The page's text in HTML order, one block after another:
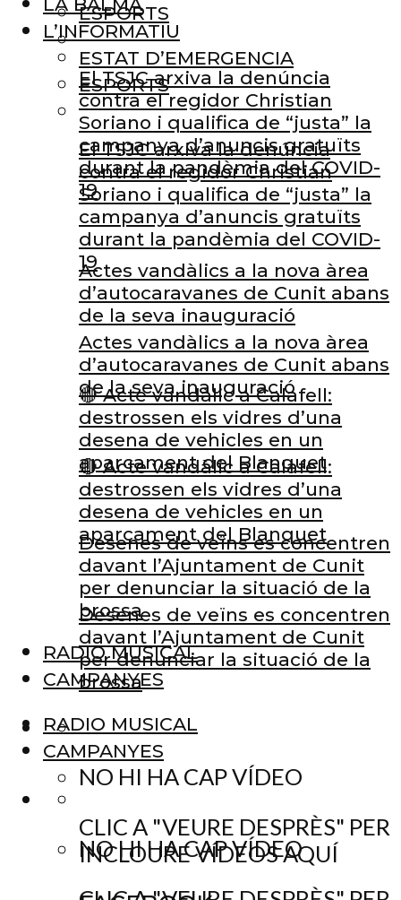
ESPORTS
El TSJC arxiva la denúncia
contra el regidor Christian
Soriano i qualifica de “justa” la
campanya d’anuncis gratuïts
durant la pandèmia del COVID-
19
Actes vandàlics a la nova àrea
d’autocaravanes de Cunit abans
de la seva inauguració
🔴 Acte vandàlic a Calafell:
destrossen els vidres d’una
desena de vehicles en un
aparcament del Blanquet
Desenes de veïns es concentren
davant l’Ajuntament de Cunit
per denunciar la situació de la
brossa
RADIO MUSICAL
CAMPANYES
NO HI HA CAP VÍDEO
CLIC A "VEURE DESPRÈS" PER
INCLOURE VÍDEOS AQUÍ
L’INFORMATIU
ESTAT D’EMERGENCIA
ESPORTS
El TSJC arxiva la denúncia
contra el regidor Christian
Soriano i qualifica de “justa” la
campanya d’anuncis gratuïts
durant la pandèmia del COVID-
19
Actes vandàlics a la nova àrea
d’autocaravanes de Cunit abans
de la seva inauguració
🔴 Acte vandàlic a Calafell:
destrossen els vidres d’una
desena de vehicles en un
aparcament del Blanquet
Desenes de veïns es concentren
davant l’Ajuntament de Cunit
per denunciar la situació de la
brossa
RADIO MUSICAL
CAMPANYES
NO HI HA CAP VÍDEO